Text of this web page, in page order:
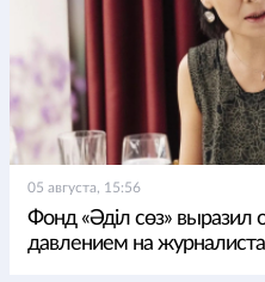
05 августа, 15:56
Фонд «Әділ сөз» выразил
давлением на